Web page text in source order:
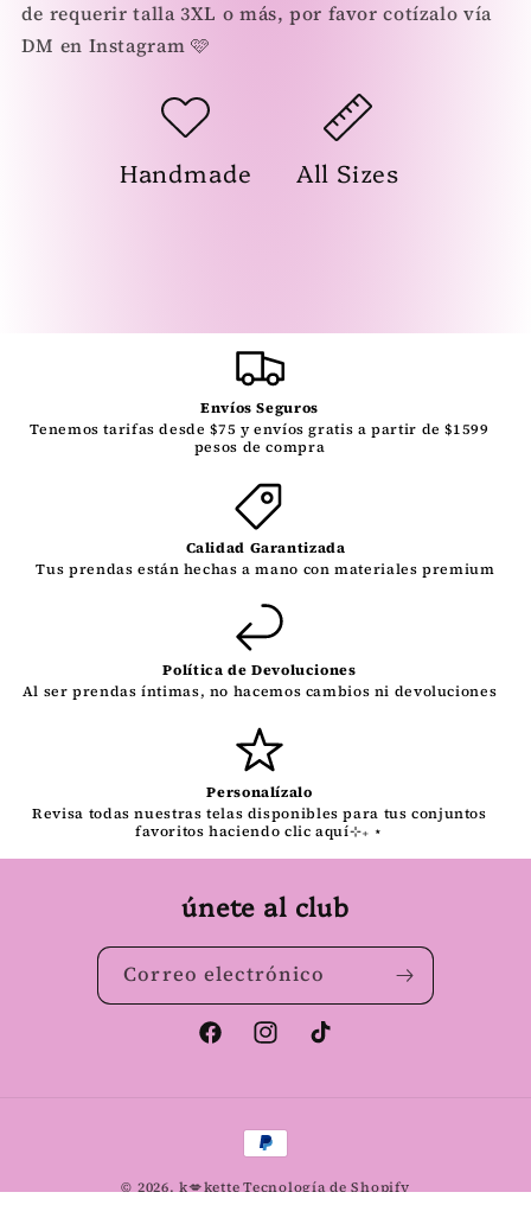
de requerir talla 3XL o más, por favor cotízalo vía
DM en Instagram 🩷
Handmade All Sizes
Envíos Seguros
Tenemos tarifas desde $75 y envíos gratis a partir de $1599
pesos de compra
Calidad Garantizada
Tus prendas están hechas a mano con materiales premium
Política de Devoluciones
Al ser prendas íntimas, no hacemos cambios ni devoluciones
Personalízalo
Revisa todas nuestras telas disponibles para tus conjuntos
favoritos haciendo clic aquí⊹₊ ⋆
únete al club
Correo electrónico
FacebookInstagramTikTok
Formas
de
pago
© 2026,k💋ketteTecnología de Shopify